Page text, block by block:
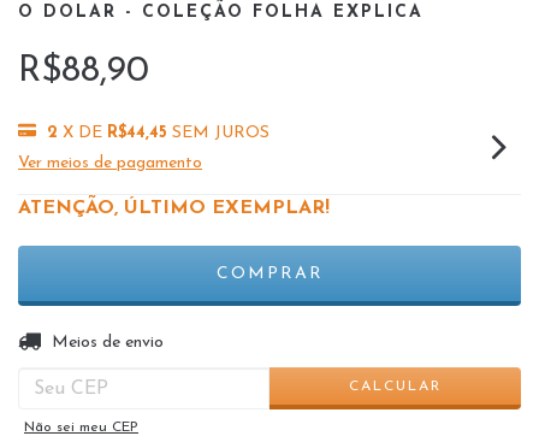
O DOLAR - COLEÇÃO FOLHA EXPLICA
R$88,90
2 X DE R$44,45 SEM JUROS
Ver meios de pagamento
ATENÇÃO, ÚLTIMO EXEMPLAR!
Entregas para o CEP:
Meios de envio
CALCULAR
Não sei meu CEP